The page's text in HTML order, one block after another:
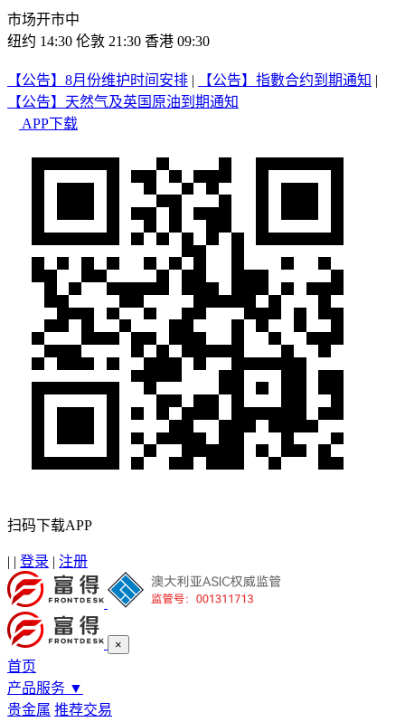
市场开市中
纽约 14:30 伦敦 21:30 香港 09:30
【公告】8月份维护时间安排 | 【公告】指數合约到期通知 |
【公告】天然气及英国原油到期通知
APP下载
扫码下载APP
| | 登录 | 注册
×
首页
产品服务 ▼
贵金属 推荐交易